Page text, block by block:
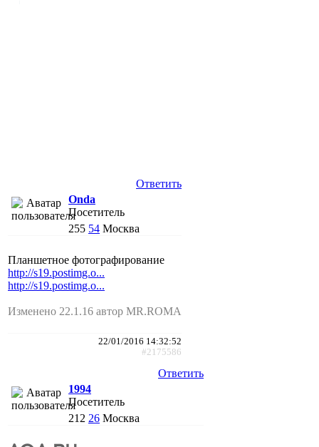
Ответить
Onda
Посетитель
255 54 Москва
Планшетное фотографирование
http://s19.postimg.o...
http://s19.postimg.o...
Изменено 22.1.16 автор MR.ROMA
22/01/2016 14:32:52
#2175586
Ответить
1994
Посетитель
212 26 Москва